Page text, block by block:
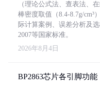
（理论公式法、查表法、
棒密度取值（8.4-8.7g/cm³
际计算案例、误差分析及
2007等国家标准。
2026年8月4日
BP2863芯片各引脚功能